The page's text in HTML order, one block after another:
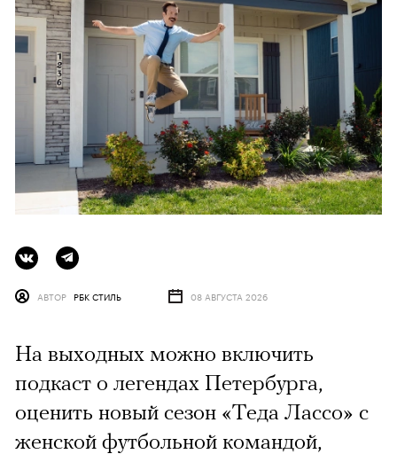
АВТОР РБК СТИЛЬ 08 АВГУСТА 2026
На выходных можно включить
подкаст о легендах Петербурга,
оценить новый сезон «Теда Лассо» с
женской футбольной командой,